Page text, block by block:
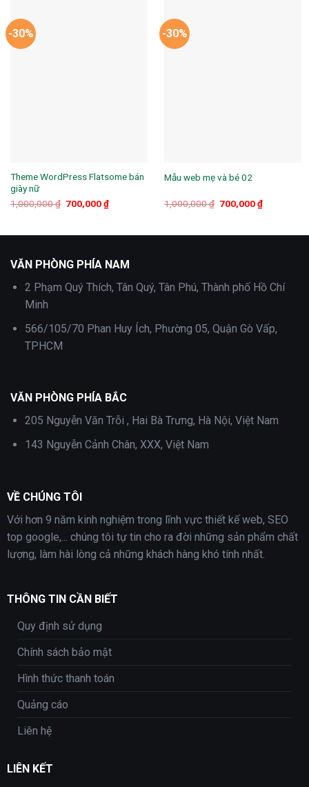
-30%
Theme WordPress Flatsome bán
giày nữ
1,000,000₫ Giá
700,000₫Giá
hiện
700,000 ₫.
-30%
Mẫu web mẹ và bé 02
1,000,000₫ Giá
700,000₫Giá
hiện
700,000 ₫.
VĂN PHÒNG PHÍA NAM
2 Phạm Quý Thích, Tân Quý, Tân Phú, Thành phố Hồ Chí
Minh
566/105/70 Phan Huy Ích, Phường 05, Quận Gò Vấp,
TPHCM
VĂN PHÒNG PHÍA BẮC
205 Nguyễn Văn Trỗi , Hai Bà Trưng, Hà Nội, Việt Nam
143 Nguyễn Cảnh Chân, XXX, Việt Nam
VỀ CHÚNG TÔI
Với hơn 9 năm kinh nghiệm trong lĩnh vực thiết kế web, SEO
top google,... chúng tôi tự tin cho ra đời những sản phẩm chất
lượng, làm hài lòng cả những khách hàng khó tính nhất.
THÔNG TIN CẦN BIẾT
Quy định sử dụng
Chính sách bảo mật
Hình thức thanh toán
Quảng cáo
Liên hệ
LIÊN KẾT